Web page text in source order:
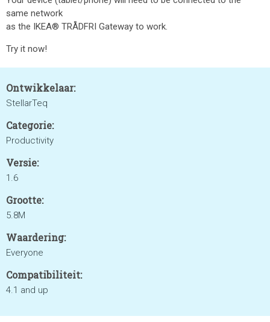
same network
as the IKEA® TRÅDFRI Gateway to work.
Try it now!
Ontwikkelaar:
StellarTeq
Categorie:
Productivity
Versie:
1.6
Grootte:
5.8M
Waardering:
Everyone
Compatibiliteit:
4.1 and up